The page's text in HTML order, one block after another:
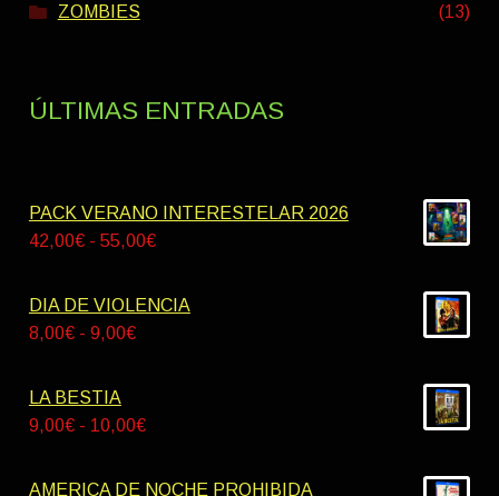
ZOMBIES (13)
ÚLTIMAS ENTRADAS
PACK VERANO INTERESTELAR 2026
42,00€ - 55,00€Rango
precios:
DIA DE VIOLENCIA
8,00€ - 9,00€Rango
desde
LA BESTIA
9,00€ - 10,00€Rango
precios:
AMERICA DE NOCHE PROHIBIDA